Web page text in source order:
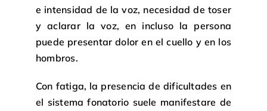
e intensidad de la voz, necesidad de toser
y aclarar la voz, en incluso la persona
puede presentar dolor en el cuello y en los
hombros.
Con fatiga, la presencia de dificultades en
el sistema fonatorio suele manifestare de